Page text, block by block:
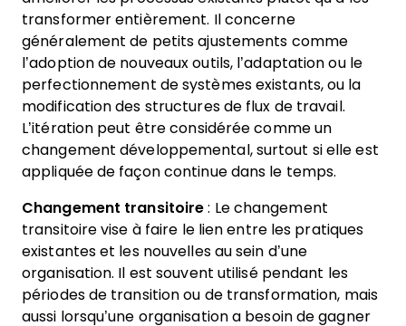
transformer entièrement. Il concerne
généralement de petits ajustements comme
l’adoption de nouveaux outils, l’adaptation ou le
perfectionnement de systèmes existants, ou la
modification des structures de flux de travail.
L’itération peut être considérée comme un
changement développemental, surtout si elle est
appliquée de façon continue dans le temps.
Changement transitoire : Le changement
transitoire vise à faire le lien entre les pratiques
existantes et les nouvelles au sein d’une
organisation. Il est souvent utilisé pendant les
périodes de transition ou de transformation, mais
aussi lorsqu’une organisation a besoin de gagner